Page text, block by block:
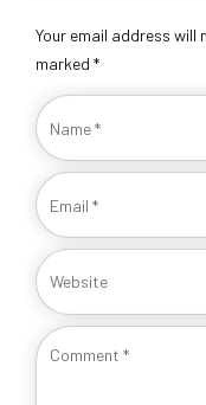
Your email address will
marked *